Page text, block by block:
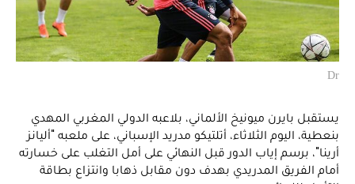
Dr
يستقبل بايرن ميونيخ الألماني، بلاعبه الدولي المغربي المهدي
بنعطية، اليوم الثلاثاء، أتلتيكو مدريد الإسباني، على ملعبه "أليانز
أرينا"، برسم إياب الدور قبل النهائي على أمل التغلب على خسارته
أمام الفريق المدريدي بهدف دون مقابل ذهابا وانتزاع بطاقة